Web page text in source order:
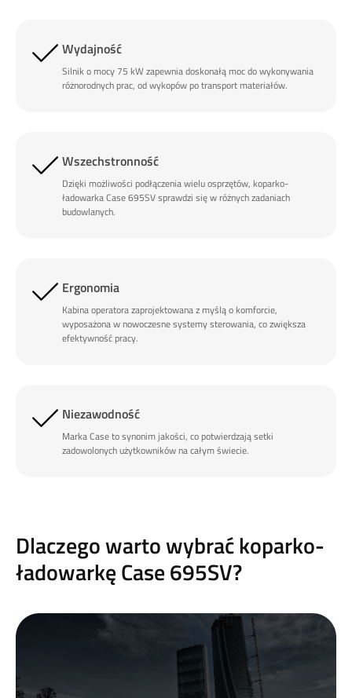
Wydajność
Silnik o mocy 75 kW zapewnia doskonałą moc do wykonywania
różnorodnych prac, od wykopów po transport materiałów.
Wszechstronność
Dzięki możliwości podłączenia wielu osprzętów, koparko-
ładowarka Case 695SV sprawdzi się w różnych zadaniach
budowlanych.
Ergonomia
Kabina operatora zaprojektowana z myślą o komforcie,
wyposażona w nowoczesne systemy sterowania, co zwiększa
efektywność pracy.
Niezawodność
Marka Case to synonim jakości, co potwierdzają setki
zadowolonych użytkowników na całym świecie.
Dlaczego warto wybrać koparko-
ładowarkę Case 695SV?